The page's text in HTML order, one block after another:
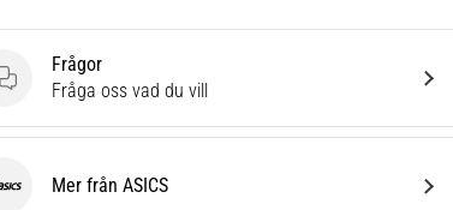
Frågor
Frågor
Fråga oss vad du vill
ASICS Mer från ASICS